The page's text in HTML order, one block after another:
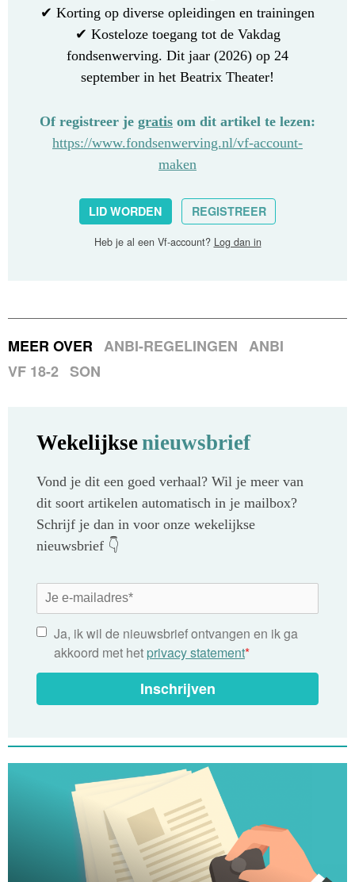
✔ Korting op diverse opleidingen en trainingen
✔ Kosteloze toegang tot de Vakdag
fondsenwerving. Dit jaar (2026) op 24
september in het Beatrix Theater!
Of registreer je gratis om dit artikel te lezen:
https://www.fondsenwerving.nl/vf-account-
maken
LID WORDEN REGISTREER
Heb je al een Vf-account? Log dan in
MEER OVER ANBI-REGELINGEN ANBI
VF 18-2 SON
Wekelijksenieuwsbrief
Vond je dit een goed verhaal? Wil je meer van
dit soort artikelen automatisch in je mailbox?
Schrijf je dan in voor onze wekelijkse
nieuwsbrief 👇
Ja, ik wil de nieuwsbrief ontvangen en ik ga
akkoord met het privacy statement*
Inschrijven